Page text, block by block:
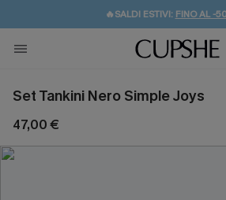
🔥SALDI ESTIVI: FINO AL -
🚚SPEDIZIONE GRATUITA
💌REGALO PER I NUOVI: 20% DI
Set Tankini Nero Simple Joys
47,00 €